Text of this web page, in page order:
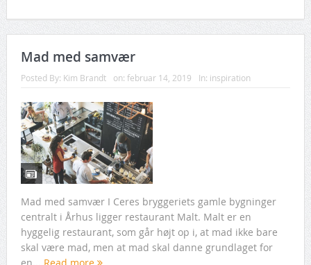
Mad med samvær
Posted By: Kim Brandt on: februar 14, 2019 In: inspiration
Mad med samvær I Ceres bryggeriets gamle bygninger
centralt i Århus ligger restaurant Malt. Malt er en
hyggelig restaurant, som går højt op i, at mad ikke bare
skal være mad, men at mad skal danne grundlaget for